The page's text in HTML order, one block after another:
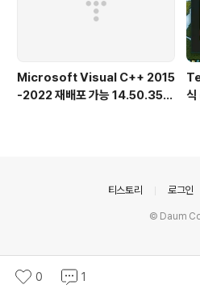
Microsoft Visual C++ 2015
-2022 재배포 가능 14.50.356
식
0 1
티스토리 로그인
© Daum